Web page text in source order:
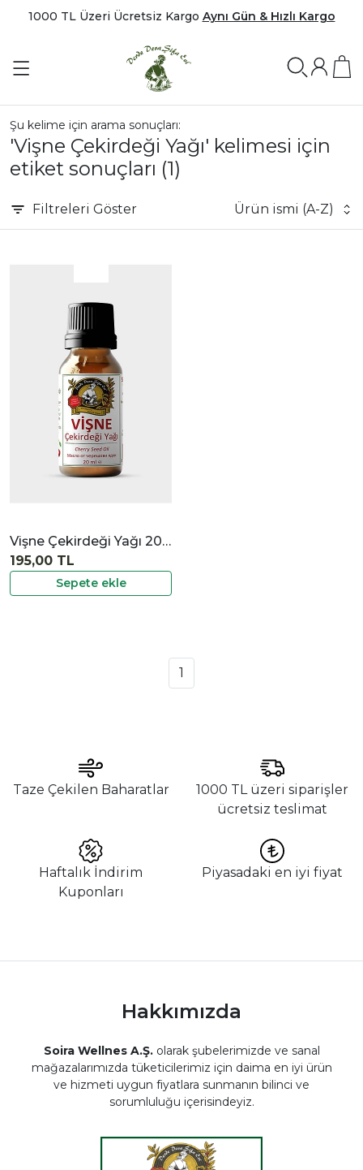
1000 TL Üzeri Ücretsiz Kargo Aynı Gün & Hızlı Kargo
Şu kelime için arama sonuçları:
'Vişne Çekirdeği Yağı' kelimesi için
etiket sonuçları (1)
Filtreleri Göster Ürün ismi (A-Z)
Vişne Çekirdeği Yağı 20 cc
Sepete ekle
195,00 TL
1
Taze Çekilen Baharatlar
1000 TL üzeri siparişler
ücretsiz teslimat
Haftalık İndirim
Kuponları
Piyasadaki en iyi fiyat
Hakkımızda
Soira Wellnes A.Ş.olarak şubelerimizde ve sanal
mağazalarımızda tüketicilerimiz için daima en iyi ürün
ve hizmeti uygun fiyatlara sunmanın bilinci ve
sorumluluğu içerisindeyiz.